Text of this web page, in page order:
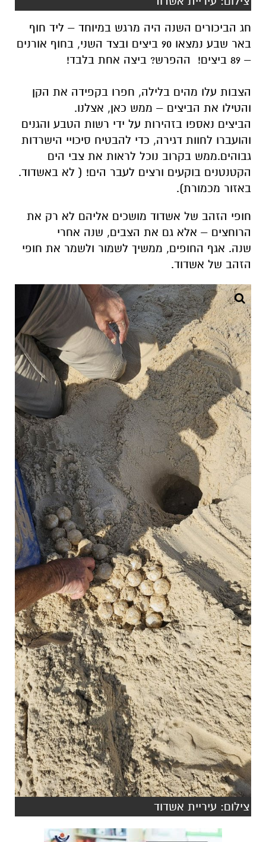
חג הביכורים השנה היה מרגש במיוחד – ליד חוף
באר שבע נמצאו 90 ביצים
ובצד השני, בחוף אורנים
– 89 ביצים!
ההפרש? ביצה אחת בלבד!
הצבות עלו מהים בלילה, חפרו בקפידה את הקן
והטילו את הביצים – ממש כאן, אצלנו.
הביצים נאספו בזהירות על ידי רשות הטבע והגנים
והועברו לחוות דגירה, כדי להבטיח סיכויי הישרדות
גבוהים.ממש בקרוב נוכל לראות את צבי הים
הקטנטנים בוקעים ורצים לעבר הים! ( לא באשדוד.
באזור מכמורת).
חופי הזהב של אשדוד מושכים אליהם לא רק את
הרוחצים – אלא גם את הצבים, שנה אחרי
שנה. אגף החופים, ממשיך לשמור ולשמר את חופי
הזהב של אשדוד.
צילום: עיריית אשדוד